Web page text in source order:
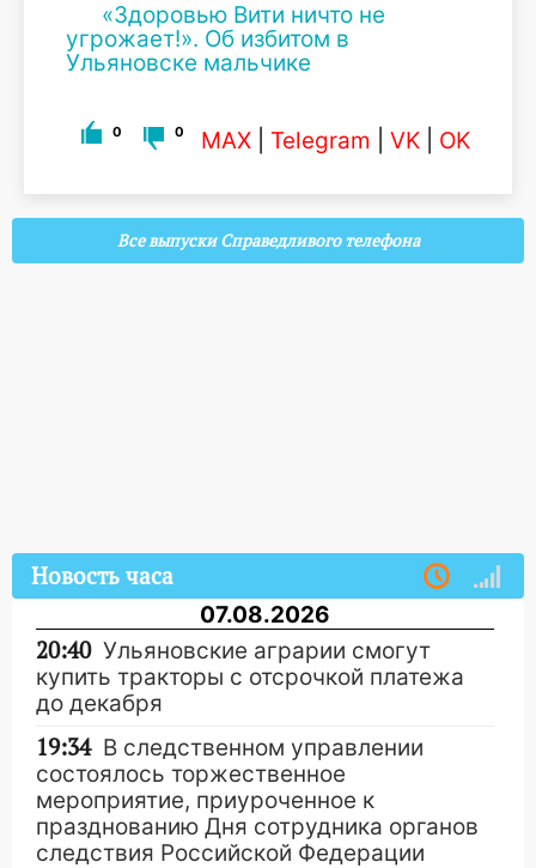
«Здоровью Вити ничто не
угрожает!». Об избитом в
Ульяновске мальчике
0 0 MAX Telegram VK OK
Все выпуски Справедливого телефона
Новость часа
07.08.2026
20:40 Ульяновские аграрии смогут
купить тракторы с отсрочкой платежа
до декабря
19:34 В следственном управлении
состоялось торжественное
мероприятие, приуроченное к
празднованию Дня сотрудника органов
следствия Российской Федерации